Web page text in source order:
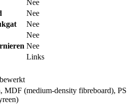
Nee
Nee
Nee
Nee
Nee
Links
, MDF (medium-density fibreboard), PS